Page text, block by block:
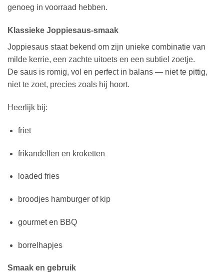
genoeg in voorraad hebben.
Klassieke Joppiesaus-smaak
Joppiesaus staat bekend om zijn unieke combinatie van
milde kerrie, een zachte uitoets en een subtiel zoetje.
De saus is romig, vol en perfect in balans — niet te pittig,
niet te zoet, precies zoals hij hoort.
Heerlijk bij:
friet
frikandellen en kroketten
loaded fries
broodjes hamburger of kip
gourmet en BBQ
borrelhapjes
Smaak en gebruik